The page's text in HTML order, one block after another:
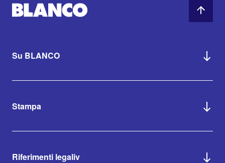
Su BLANCO
Stampa
Riferimenti legaliv